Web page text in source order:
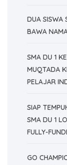
DUA SISWA
BAWA
SMA DU 1
MUQTADA
PELAJAR
SIAP
SMA DU 1
FULLY-
GO